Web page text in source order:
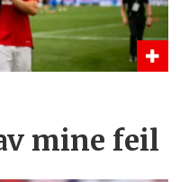
mine feil